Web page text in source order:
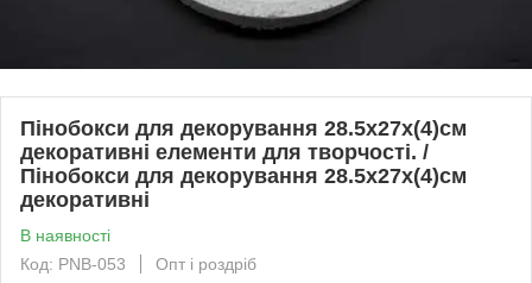
Пінобокси для декорування 28.5х27х(4)см
декоративні елементи для творчості. /
Пінобокси для декорування 28.5х27х(4)см
декоративні
В наявності
Код: PNB-053
Опт і роздріб